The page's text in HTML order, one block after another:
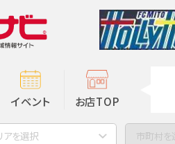
イベント お店TOP
アを選択 市町村を